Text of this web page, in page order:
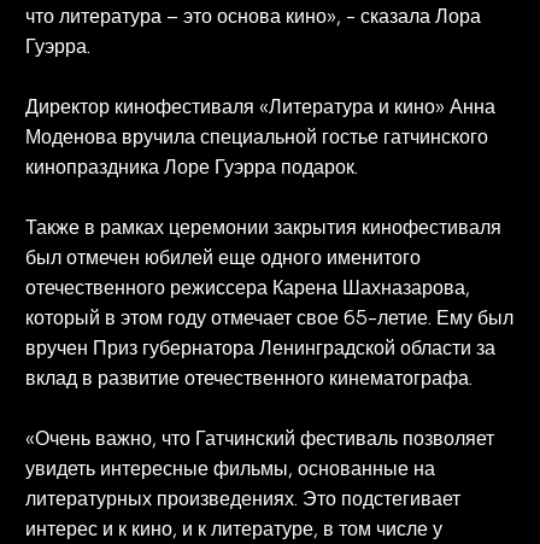
что литература – это основа кино», - сказала Лора
Гуэрра.
Директор кинофестиваля «Литература и кино» Анна
Моденова вручила специальной гостье гатчинского
кинопраздника Лоре Гуэрра подарок.
Также в рамках церемонии закрытия кинофестиваля
был отмечен юбилей еще одного именитого
отечественного режиссера Карена Шахназарова,
который в этом году отмечает свое 65-летие. Ему был
вручен Приз губернатора Ленинградской области за
вклад в развитие отечественного кинематографа.
«Очень важно, что Гатчинский фестиваль позволяет
увидеть интересные фильмы, основанные на
литературных произведениях. Это подстегивает
интерес и к кино, и к литературе, в том числе у